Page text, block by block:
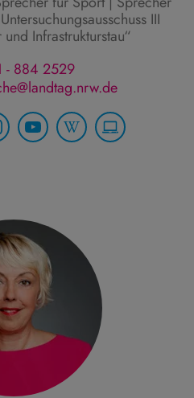
III
Infrastrukturstau“
- 884 2529